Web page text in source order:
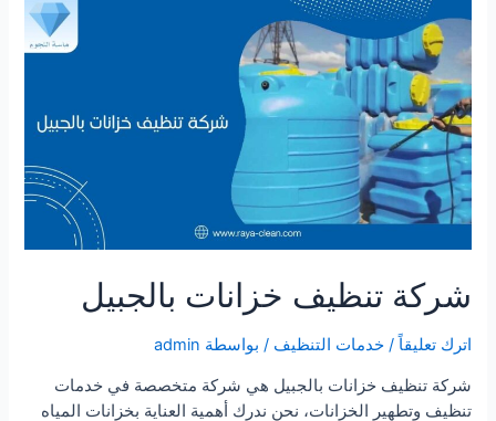
بالجبيل
شركة تنظيف خزانات بالجبيل
اترك تعليقاً /خدمات التنظيف / بواسطة admin
شركة تنظيف خزانات بالجبيل هي شركة متخصصة في خدمات
تنظيف وتطهير الخزانات، نحن ندرك أهمية العناية بخزانات المياه